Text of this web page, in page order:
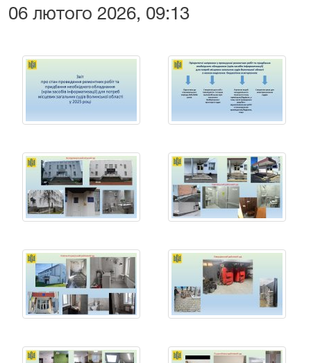
06 лютого 2026, 09:13